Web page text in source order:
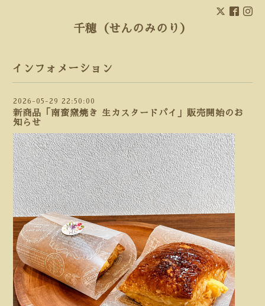
千穂（せんのみのり）
インフォメーション
2026-05-29 22:50:00
新商品「南蛮窯焼き 生カスタードパイ」販売開始のお
知らせ